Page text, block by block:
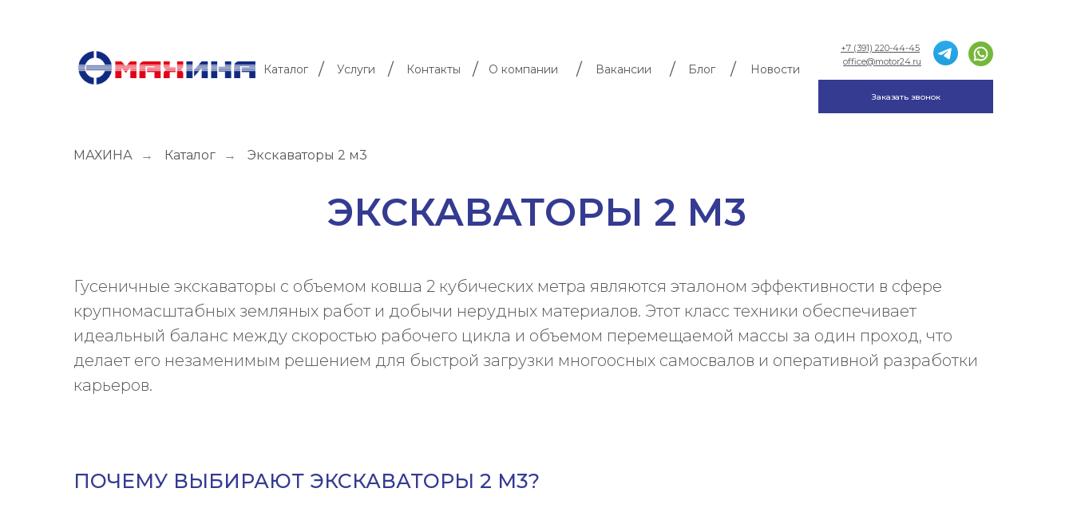
Заказать звонок
+7 (391) 220-44-45
office@motor24.ru
Услуги
Каталог Новости
Блог
/ /
/ / /
/ Контакты Вакансии
О компании
МАХИНА → Каталог → Экскаваторы 2 м3
ЭКСКАВАТОРЫ 2 М3
Гусеничные экскаваторы с объемом ковша 2 кубических метра являются эталоном эффективности в сфере
крупномасштабных земляных работ и добычи нерудных материалов. Этот класс техники обеспечивает
идеальный баланс между скоростью рабочего цикла и объемом перемещаемой массы за один проход, что
делает его незаменимым решением для быстрой загрузки многоосных самосвалов и оперативной разработки
карьеров.
ПОЧЕМУ ВЫБИРАЮТ ЭКСКАВАТОРЫ 2 М3?